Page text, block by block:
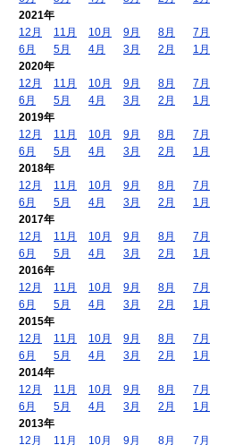
2021年
12月
11月 10月 9月 8月
7月
6月
5月 4月 3月 2月
1月
2020年
12月
11月 10月 9月 8月
7月
6月
5月 4月 3月 2月
1月
2019年
12月
11月 10月 9月 8月
7月
6月
5月 4月 3月 2月
1月
2018年
12月
11月 10月 9月 8月
7月
6月
5月 4月 3月 2月
1月
2017年
12月
11月 10月 9月 8月
7月
6月
5月 4月 3月 2月
1月
2016年
12月
11月 10月 9月 8月
7月
6月
5月 4月 3月 2月
1月
2015年
12月
11月 10月 9月 8月
7月
6月
5月 4月 3月 2月
1月
2014年
12月
11月 10月 9月 8月
7月
6月
5月 4月 3月 2月
1月
2013年
12月
11月 10月 9月 8月 7月